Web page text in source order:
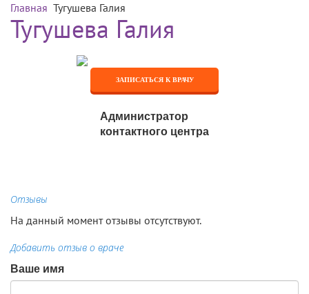
Главная Тугушева Галия
Тугушева Галия
ЗАПИСАТЬСЯ К ВРАЧУ
Администратор
контактного центра
Отзывы
На данный момент отзывы отсутствуют.
Добавить отзыв о враче
Ваше имя